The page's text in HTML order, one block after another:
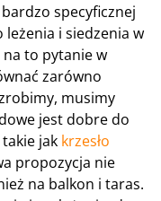
specyficznej
leżenia i siedzenia w
to pytanie w
zarówno
musimy
jest dobre do
jak krzesło
propozycja nie
na balkon i taras.